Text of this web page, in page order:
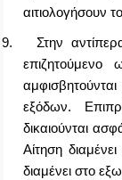
αιτιολογήσουν
9.
Στην
επιζητούμενο
εξόδων.
δικαιούνται
Αίτηση
διαμένει στο